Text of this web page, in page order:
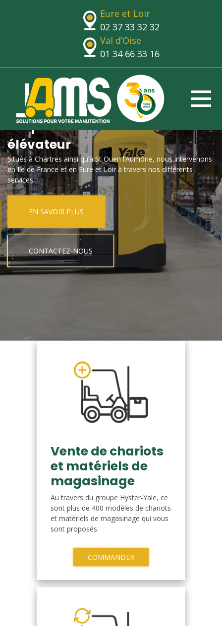
Eure et Loir
02 37 33 32 32
Val d’Oise
01 34 66 33 16
Le spécialiste du chariot
élévateur
Situés à Chartres ainsi qu’à St Ouen l’Aumône, nous intervenons
en Ile de France et en Eure et Loir à travers nos différents
services.
EN SAVOIR PLUS
CONTACTEZ-NOUS
Vente de chariots
et matériels de
magasinage
Au travers du groupe Hyster-Yale, ce
sont plus de 400 modèles de chariots
et matériels de magasinage qui vous
sont proposés.
COMMANDER